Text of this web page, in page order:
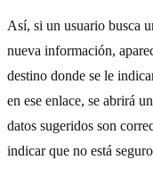
Así, si un usuario busca
nueva información,
destino donde se le
en ese enlace, se abrirá
datos sugeridos son
indicar que no está